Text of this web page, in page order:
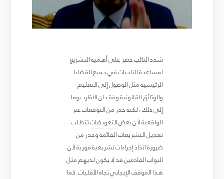
شدد النائب خضر على أهمية التشريع
لمساعدة الناجيات في جميع القضايا
الرئيسية مثل الوصول إلى التعليم
والوثائق القانونية وفقدان الأقارب وما
إلى ذلك ، لكنه حذر من التوقعات غير
الواقعية لأن بعضالتعويضاتتتطلب
تعديل التشريعات القائمة وحذر من
ضرورة اتخاذ إجراءات تشريعية فورية لأن
النواب القادمين قد لا يكون لديهم مثل
هذا الموقف الإيجابي تجاه الأقليات. كما